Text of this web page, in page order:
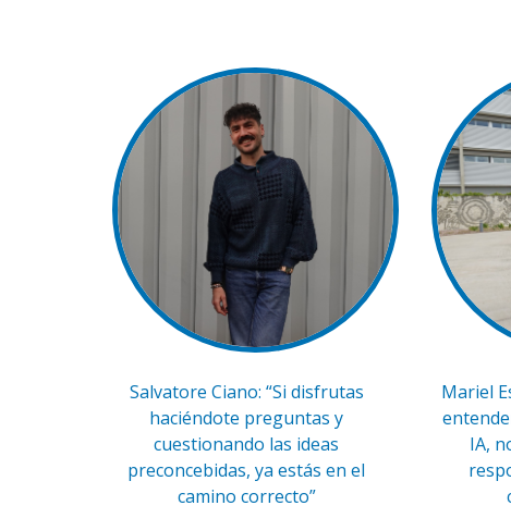
Salvatore Ciano: “Si disfrutas
haciéndote preguntas y
cuestionando las ideas
preconcebidas, ya estás en el
camino correcto”
Mariel
IA,